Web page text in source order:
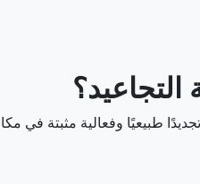
طبيعيًا وفعالية مثبتة في